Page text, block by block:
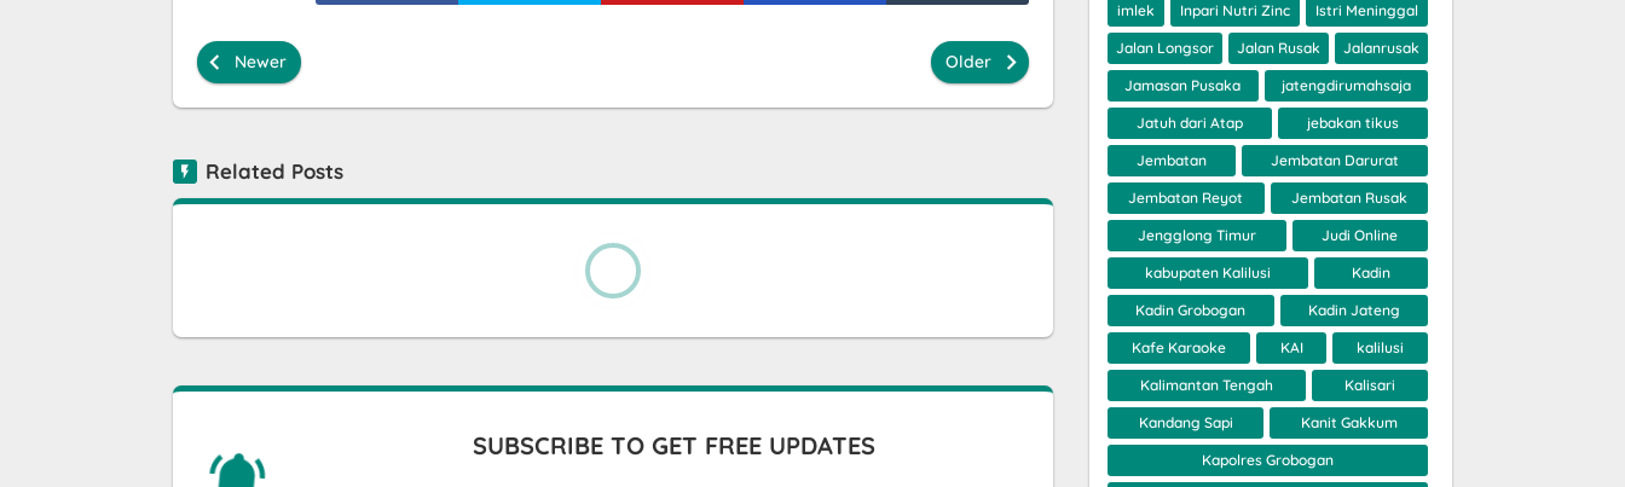
Newer Older
Related Posts
SUBSCRIBE TO GET FREE UPDATES
imlek Inpari Nutri Zinc Istri Meninggal
Jalan Longsor Jalan Rusak Jalanrusak
Jamasan Pusaka jatengdirumahsaja
Jatuh dari Atap jebakan tikus
Jembatan Jembatan Darurat
Jembatan Reyot Jembatan Rusak
Jengglong Timur Judi Online
kabupaten Kalilusi Kadin
Kadin Grobogan Kadin Jateng
Kafe Karaoke KAI kalilusi
Kalimantan Tengah Kalisari
Kandang Sapi Kanit Gakkum
Kapolres Grobogan